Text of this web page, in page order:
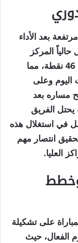
بعد الأداء
المركز
الثالث في جدول ترتيب الدوري برصيد 46 نقطة، مما
اليوم وعلى
مساره بعد
الفريق
34 نقطة، ويأمل في استغلال هذه
انتصار مهم
العليا.
على تشكيلة
الفعال، حيث